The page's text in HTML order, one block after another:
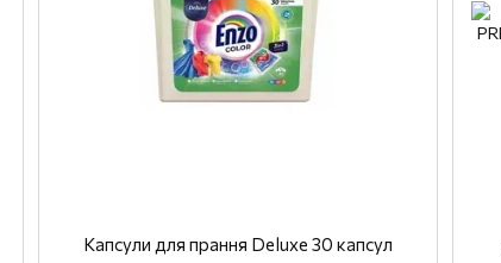
Капсули для прання Deluxe 30 капсул